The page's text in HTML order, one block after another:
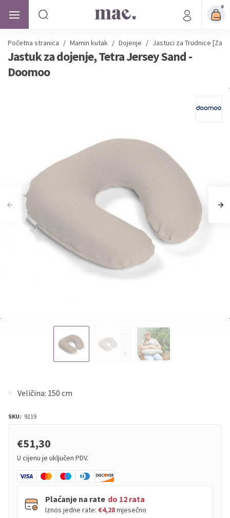
0
Početna stranica / Mamin kutak / Dojenje / Jastuci za Trudnice [Za
Jastuk za dojenje, Tetra Jersey Sand -
Doomoo
Veličina: 150 cm
SKU: 9219
€51,30
U cijenu je uključen PDV.
Plaćanje na rate do 12 rata
Iznos jedne rate: €4,28mjesečno